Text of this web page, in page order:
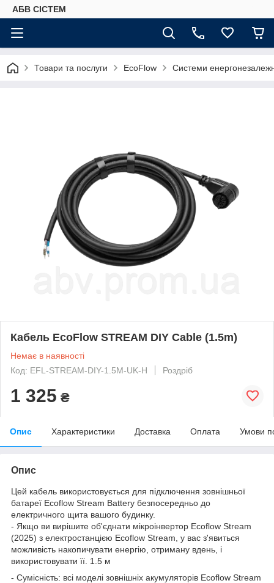
АБВ СІСТЕМ
Товари та послуги EcoFlow Системи
Кабель EcoFlow STREAM DIY Cable (1.5m)
Немає в наявності
Код: EFL-STREAM-DIY-1.5M-UK-H
Роздріб
1 325 ₴
Опис Характеристики Доставка Оплата Умови
Опис
Цей кабель використовується для підключення зовнішньої
батареї Ecoflow Stream Battery безпосередньо до
електричного щита вашого будинку.
- Якщо ви вирішите об'єднати мікроінвертор Ecoflow Stream
(2025) з електростанцією Ecoflow Stream, у вас з'явиться
можливість накопичувати енергію, отриману вдень, і
використовувати її. 1.5 м
- Сумісність: всі моделі зовнішніх акумуляторів Ecoflow Stream